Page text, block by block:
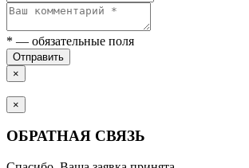
* — обязательные поля
Отправить
×
×
ОБРАТНАЯ СВЯЗЬ